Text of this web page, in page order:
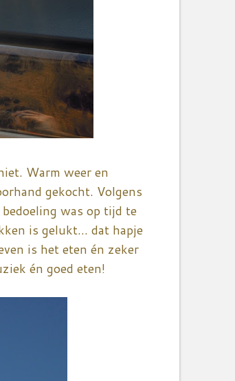
Warm weer en
gekocht. Volgens
was op tijd te
is gelukt... dat hapje
is het eten én zeker
én goed eten!